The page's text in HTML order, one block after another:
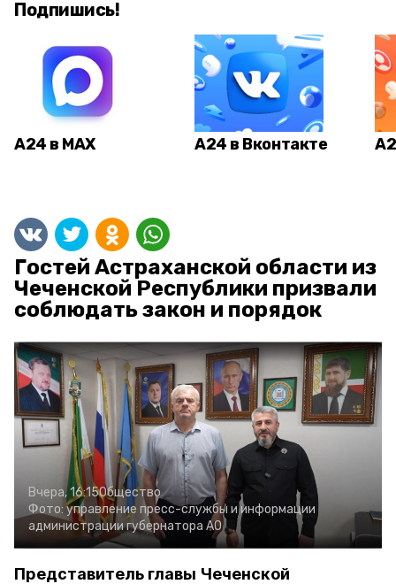
Подпишись!
А24 в MAX А24 в Вконтакте
Гостей Астраханской области из
Чеченской Республики призвали
соблюдать закон и порядок
Вчера, 16:15Общество
Фото: управление пресс-службы и информации
администрации губернатора АО
Представитель главы Чеченской